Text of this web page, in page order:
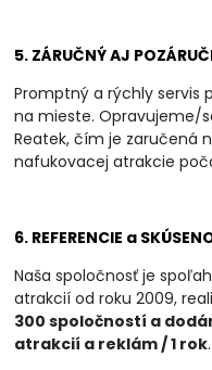
5. ZÁRUČNÝ AJ
Promptný a rýchly servis
na mieste. Opravujeme/
Reatek, čím je zaručená
nafukovacej atrakcie
6. REFERENCIE a
Naša spoločnosť je
atrakcií od roku 2009,
300 spoločností a
atrakcií a reklám / 1 rok.